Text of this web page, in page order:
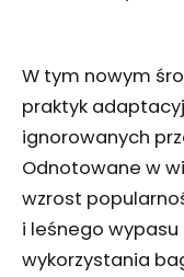
W tym nowym
praktyk
ignorowanych
Odnotowane w
wzrost
i leśnego wypasu
wykorzystania